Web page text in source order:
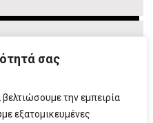
σας
την εμπειρία
εξατομικευμένες